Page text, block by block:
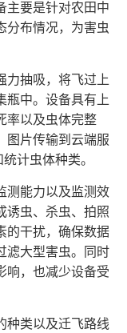
主要是针对农田中
分布情况，为害虫
力抽吸，将飞过上
瓶中。设备具有上
率以及虫体完整
图片传输到云端服
计虫体种类。
测能力以及监测效
诱虫、杀虫、拍照
的干扰，确保数据
滤大型害虫。同时
响，也减少设备受
种类以及迁飞路线